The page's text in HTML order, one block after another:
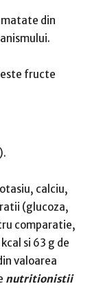
din
fructe
calciu,
(glucoza,
comparatie,
si 63 g de
valoarea
nutritionistii